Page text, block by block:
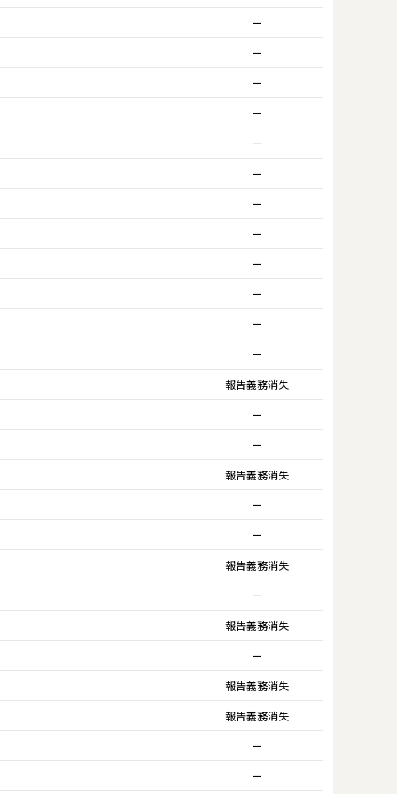
ー
ー
ー
ー
ー
ー
ー
ー
ー
ー
ー
ー
報告義務消失
ー
ー
報告義務消失
ー
ー
報告義務消失
ー
報告義務消失
ー
報告義務消失
報告義務消失
ー
ー